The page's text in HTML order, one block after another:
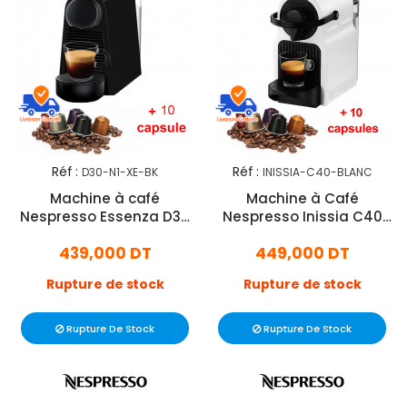
Réf : D30-N1-XE-BK
Machine à café
Nespresso Essenza D30
439,000 DT
Rupture de stock
Rupture De Stock
Réf : INISSIA-C40-BLANC
Machine à Café
Nespresso Inissia C40
449,000 DT
Rupture de stock
Rupture De Stock